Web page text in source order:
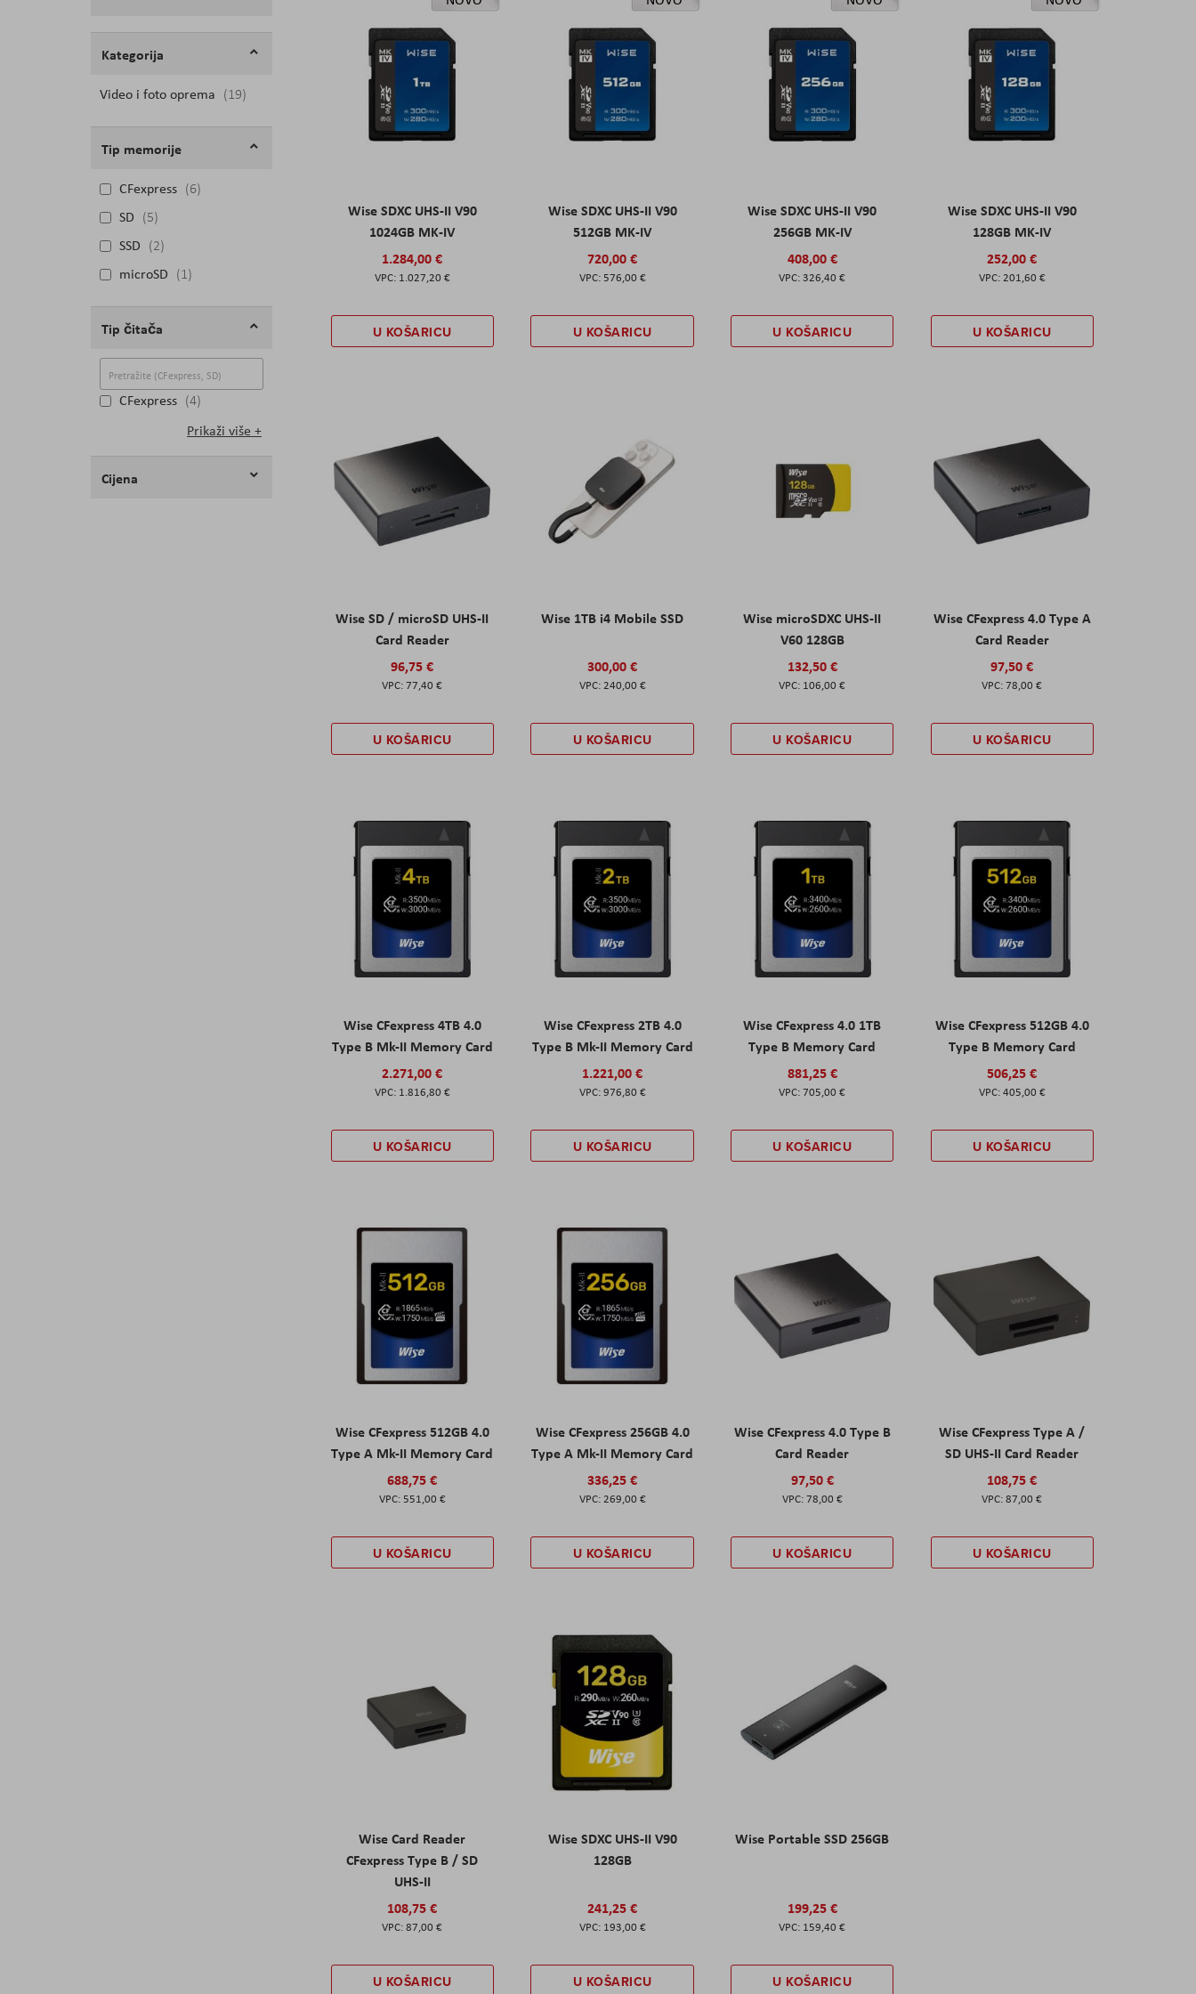
Wise SDXC UHS-II V90
1024GB MK-IV
1.284,00 €
1.027,20 €
U KOŠARICU
Wise SDXC UHS-II V90
512GB MK-IV
720,00 €
576,00 €
U KOŠARICU
Wise SDXC UHS-II V90
256GB MK-IV
408,00 €
326,40 €
U KOŠARICU
Wise SDXC UHS-II V90
128GB MK-IV
252,00 €
201,60 €
U KOŠARICU
Wise SD / microSD UHS-II
Card Reader
96,75 €
77,40 €
U KOŠARICU
Wise 1TB i4 Mobile SSD
300,00 €
240,00 €
U KOŠARICU
Wise microSDXC UHS-II
V60 128GB
132,50 €
106,00 €
U KOŠARICU
Wise CFexpress 4.0 Type A
Card Reader
97,50 €
78,00 €
U KOŠARICU
Wise CFexpress 4TB 4.0
Type B Mk-II Memory Card
2.271,00 €
1.816,80 €
U KOŠARICU
Wise CFexpress 2TB 4.0
Type B Mk-II Memory Card
1.221,00 €
976,80 €
U KOŠARICU
Wise CFexpress 4.0 1TB
Type B Memory Card
881,25 €
705,00 €
U KOŠARICU
Wise CFexpress 512GB 4.0
Type B Memory Card
506,25 €
405,00 €
U KOŠARICU
Wise CFexpress 512GB 4.0
Type A Mk-II Memory Card
688,75 €
551,00 €
U KOŠARICU
Wise CFexpress 256GB 4.0
Type A Mk-II Memory Card
336,25 €
269,00 €
U KOŠARICU
Wise CFexpress 4.0 Type B
Card Reader
97,50 €
78,00 €
U KOŠARICU
Wise CFexpress Type A /
SD UHS-II Card Reader
108,75 €
87,00 €
U KOŠARICU
Wise Card Reader
CFexpress Type B / SD
UHS-II
108,75 €
87,00 €
U KOŠARICU
Wise SDXC UHS-II V90
128GB
241,25 €
193,00 €
U KOŠARICU
Wise Portable SSD 256GB
199,25 €
159,40 €
U KOŠARICU
Kategorija
Video i foto oprema 19proizvodi
Tip memorije
CFexpress 6
SD 5
SSD 2
microSD 1
Tip čitača
CFexpress 4
Prikaži više
Cijena